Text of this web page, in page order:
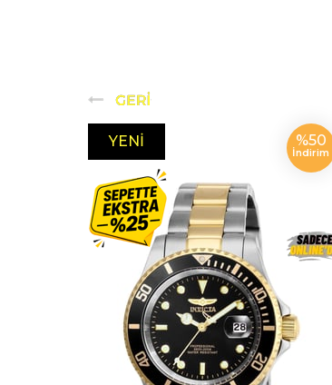
%50
İndirim
YENI
ÜRÜN